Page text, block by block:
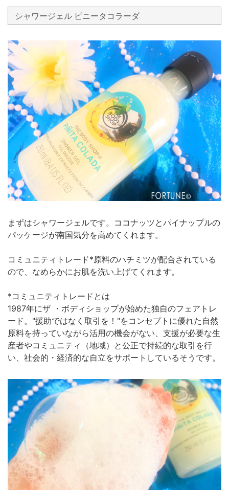
シャワージェル ピニータコラーダ
まずはシャワージェルです。ココナッツとパイナップルの
パッケージが南国気分を高めてくれます。
コミュニティトレード*原料のハチミツが配合されている
ので、なめらかにお肌を洗い上げてくれます。
*コミュニティトレードとは
1987年にザ ・ボディショップが始めた独自のフェアトレ
ード。"援助ではなく取引を！"をコンセプトに優れた自然
原料を持っていながら活用の機会がない、支援が必要な生
産者やコミュニティ（地域）と公正で持続的な取引を行
い、社会的・経済的な自立をサポートしているそうです。